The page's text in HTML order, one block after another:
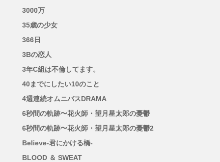
3000万
35歳の少女
366日
3Bの恋人
3年C組は不倫してます。
40までにしたい10のこと
4週連続オムニバスDRAMA
6秒間の軌跡〜花火師・望月星太郎の憂鬱
6秒間の軌跡〜花火師・望月星太郎の憂鬱2
Believe-君にかける橋-
BLOOD ＆ SWEAT